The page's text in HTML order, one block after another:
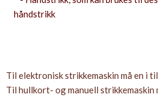
håndstrikk
Til elektronisk strikkemaskin må en i
Til hullkort- og manuell